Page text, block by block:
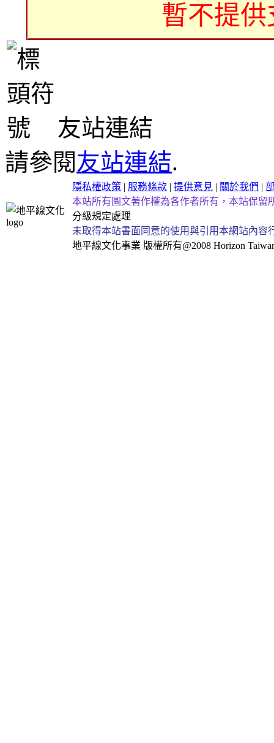
暫不提
友站連結
請參閱友站連結.
隱私權政策 | 服務條款 | 提供意見 | 關於我們 |
本站所有圖文著作權為各作者所有，本站保留
分級規定處理
未取得本站書面同意的使用與引用本網站內
地平線文化事業 版權所有@2008 Horizon